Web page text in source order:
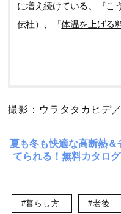
に増え続けている。『こ
伝社）、『体温を上げる
撮影：ウラタタカヒデ
夏も冬も快適な高断熱
てられる！無料カタロ
#暮らし方 #老後